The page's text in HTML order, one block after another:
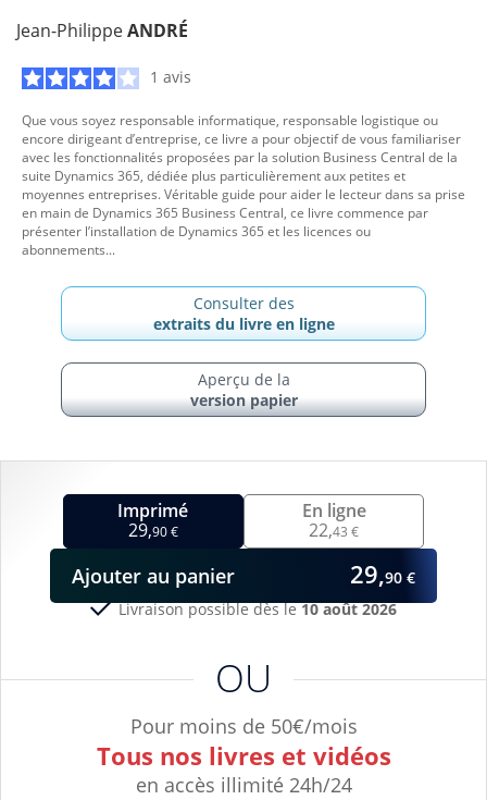
Jean-PhilippeANDRÉ
1 avis
Imprimé
29,90 €
OU
Pour moins de 50€/mois
Tous nos livres et vidéos
en accès illimité 24h/24
Livraison possible dès le10 août 2026
En ligne
22,43 €
Ajouter au panier 29,90 €
Que vous soyez responsable informatique, responsable logistique ou
encore dirigeant d’entreprise, ce livre a pour objectif de vous familiariser
avec les fonctionnalités proposées par la solution Business Central de la
suite Dynamics 365, dédiée plus particulièrement aux petites et
moyennes entreprises. Véritable guide pour aider le lecteur dans sa prise
en main de Dynamics 365 Business Central, ce livre commence par
présenter l’installation de Dynamics 365 et les licences ou
abonnements...
Consulter des
extraits du livre en ligne
Aperçu de la
version papier